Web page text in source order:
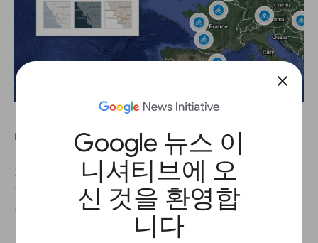
close
Google 뉴스 이
니셔티브에 오
신 것을 환영합
니다
내 지도가 기사와 자연스럽게 어울리도록 9개의 기
본 지도 스타일 중 원하는 모양을 골라보세요. 위성
지도 및 지형도까지 제공합니다. 편집기 창으로 이동
하여 내 기사 주제에 가장 어울리는 스타일을 선택해
주세요